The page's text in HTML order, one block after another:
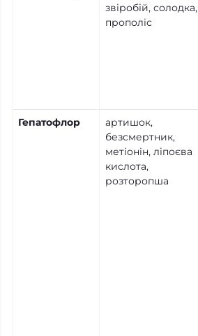
звіробій, солодка,
прополіс
Гепатофлор
артишок,
безсмертник,
метіонін, ліпоєва
кислота,
розторопша